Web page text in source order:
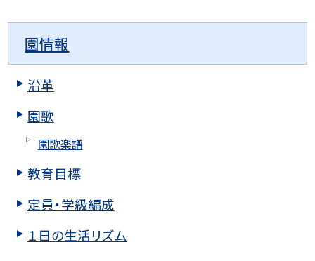
園情報
沿革
園歌
園歌楽譜
教育目標
定員・学級編成
１日の生活リズム